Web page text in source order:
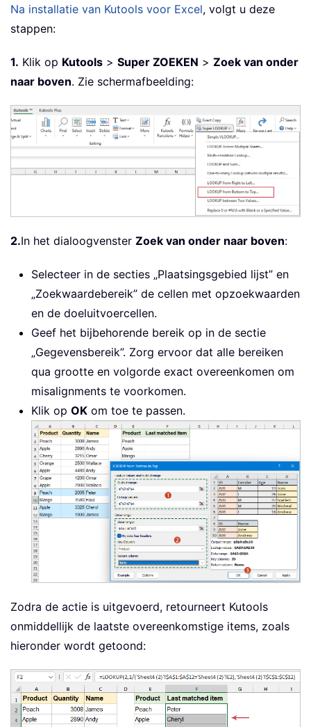
Na installatie van Kutools voor Excel, volgt u deze
stappen:
1. Klik op Kutools > Super ZOEKEN > Zoek van onder
naar boven. Zie schermafbeelding:
2.In het dialoogvenster Zoek van onder naar boven:
Selecteer in de secties „Plaatsingsgebied lijst” en
„Zoekwaardebereik” de cellen met opzoekwaarden
en de doeluitvoercellen.
Geef het bijbehorende bereik op in de sectie
„Gegevensbereik”. Zorg ervoor dat alle bereiken
qua grootte en volgorde exact overeenkomen om
misalignments te voorkomen.
Klik op OK om toe te passen.
Zodra de actie is uitgevoerd, retourneert Kutools
onmiddellijk de laatste overeenkomstige items, zoals
hieronder wordt getoond: